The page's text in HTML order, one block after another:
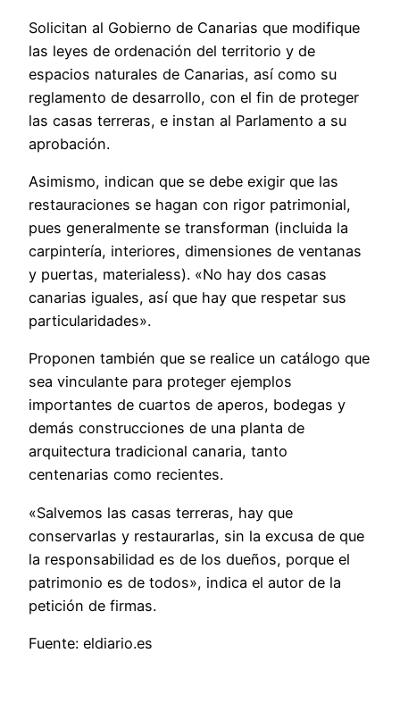
Solicitan al Gobierno de Canarias que modifique
las leyes de ordenación del territorio y de
espacios naturales de Canarias, así como su
reglamento de desarrollo, con el fin de proteger
las casas terreras, e instan al Parlamento a su
aprobación.
Asimismo, indican que se debe exigir que las
restauraciones se hagan con rigor patrimonial,
pues generalmente se transforman (incluida la
carpintería, interiores, dimensiones de ventanas
y puertas, materialess). «No hay dos casas
canarias iguales, así que hay que respetar sus
particularidades».
Proponen también que se realice un catálogo que
sea vinculante para proteger ejemplos
importantes de cuartos de aperos, bodegas y
demás construcciones de una planta de
arquitectura tradicional canaria, tanto
centenarias como recientes.
«Salvemos las casas terreras, hay que
conservarlas y restaurarlas, sin la excusa de que
la responsabilidad es de los dueños, porque el
patrimonio es de todos», indica el autor de la
petición de firmas.
Fuente: eldiario.es